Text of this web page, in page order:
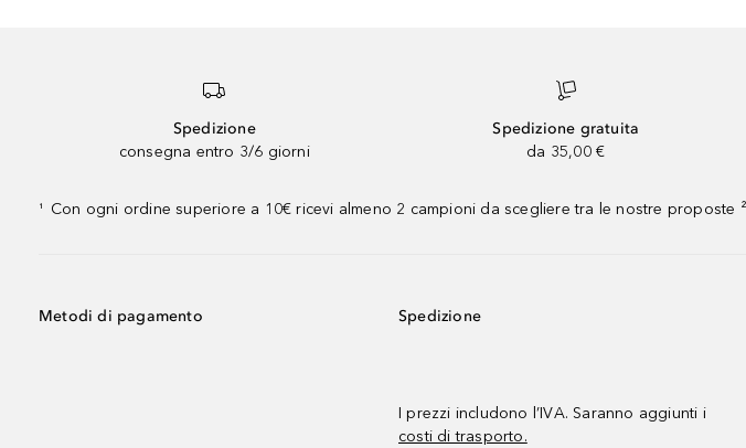
Spedizione
consegna entro 3/6 giorni
Spedizione gratuita
da 35,00 €
¹ Con ogni ordine superiore a 10€ ricevi almeno 2 campioni da scegliere tra le nostre
Metodi di pagamento Spedizione
I prezzi includono l’IVA. Saranno aggiunti i
costi di trasporto.